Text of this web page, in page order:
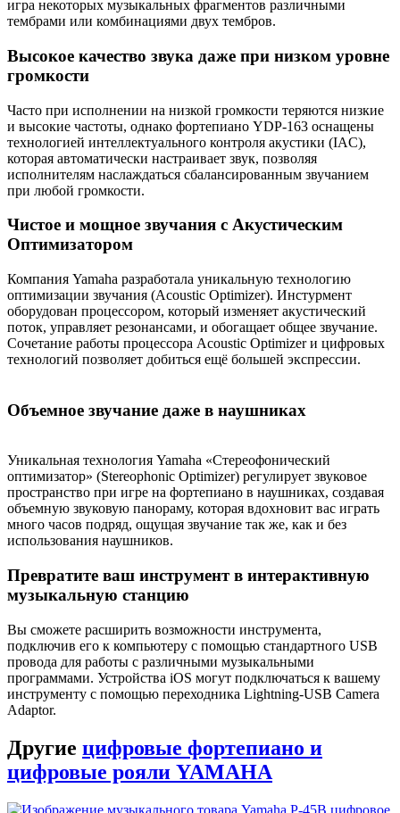
игра некоторых музыкальных фрагментов различными
тембрами или комбинациями двух тембров.
Высокое качество звука даже при низком уровне
громкости
Часто при исполнении на низкой громкости теряются низкие
и высокие частоты, однако фортепиано YDP-163 оснащены
технологией интеллектуального контроля акустики (IAC),
которая автоматически настраивает звук, позволяя
исполнителям наслаждаться сбалансированным звучанием
при любой громкости.
Чистое и мощное звучания с Акустическим
Оптимизатором
Компания Yamaha разработала уникальную технологию
оптимизации звучания (Acoustic Optimizer). Инстурмент
оборудован процессором, который изменяет акустический
поток, управляет резонансами, и обогащает общее звучание.
Сочетание работы процессора Acoustic Optimizer и цифровых
технологий позволяет добиться ещё большей экспрессии.
Объемное звучание даже в наушниках
Уникальная технология Yamaha «Стереофонический
оптимизатор» (Stereophonic Optimizer) регулирует звуковое
пространство при игре на фортепиано в наушниках, создавая
объемную звуковую панораму, которая вдохновит вас играть
много часов подряд, ощущая звучание так же, как и без
использования наушников.
Превратите ваш инструмент в интерактивную
музыкальную станцию
Вы сможете расширить возможности инструмента,
подключив его к компьютеру с помощью стандартного USB
провода для работы с различными музыкальными
программами. Устройства iOS могут подключаться к вашему
инструменту с помощью переходника Lightning-USB Camera
Adaptor.
Другие цифровые фортепиано и
цифровые рояли YAMAHA